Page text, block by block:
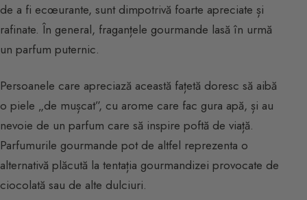
de a fi ecœurante, sunt dimpotrivă foarte apreciate și
rafinate. În general, fraganțele gourmande lasă în urmă
un parfum puternic.
Persoanele care apreciază această fațetă doresc să aibă
o piele „de mușcat”, cu arome care fac gura apă, și au
nevoie de un parfum care să inspire poftă de viață.
Parfumurile gourmande pot de altfel reprezenta o
alternativă plăcută la tentația gourmandizei provocate de
ciocolată sau de alte dulciuri.